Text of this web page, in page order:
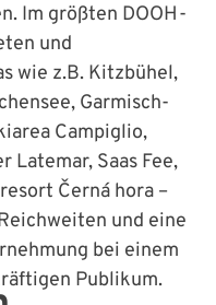
Im größten DOOH-
und
wie z.B. Kitzbühel,
Garmisch-
Campiglio,
Latemar, Saas Fee,
Černá hora –
und eine
bei einem
Publikum.